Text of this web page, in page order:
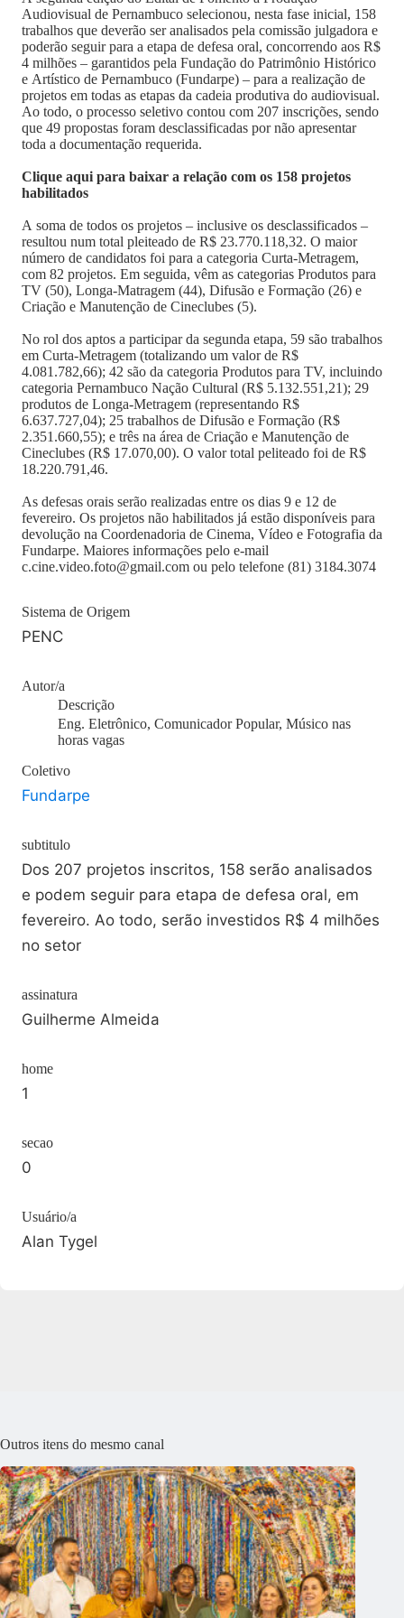
Audiovisual de Pernambuco selecionou, nesta fase inicial, 158
trabalhos que deverão ser analisados pela comissão julgadora e
poderão seguir para a etapa de defesa oral, concorrendo aos R$
4 milhões – garantidos pela Fundação do Patrimônio Histórico
e Artístico de Pernambuco (Fundarpe) – para a realização de
projetos em todas as etapas da cadeia produtiva do audiovisual.
Ao todo, o processo seletivo contou com 207 inscrições, sendo
que 49 propostas foram desclassificadas por não apresentar
toda a documentação requerida.
Clique aqui para baixar a relação com os 158 projetos
habilitados
A soma de todos os projetos – inclusive os desclassificados –
resultou num total pleiteado de R$ 23.770.118,32. O maior
número de candidatos foi para a categoria Curta-Metragem,
com 82 projetos. Em seguida, vêm as categorias Produtos para
TV (50), Longa-Matragem (44), Difusão e Formação (26) e
Criação e Manutenção de Cineclubes (5).
No rol dos aptos a participar da segunda etapa, 59 são trabalhos
em Curta-Metragem (totalizando um valor de R$
4.081.782,66); 42 são da categoria Produtos para TV, incluindo
categoria Pernambuco Nação Cultural (R$ 5.132.551,21); 29
produtos de Longa-Metragem (representando R$
6.637.727,04); 25 trabalhos de Difusão e Formação (R$
2.351.660,55); e três na área de Criação e Manutenção de
Cineclubes (R$ 17.070,00). O valor total peliteado foi de R$
18.220.791,46.
As defesas orais serão realizadas entre os dias 9 e 12 de
fevereiro. Os projetos não habilitados já estão disponíveis para
devolução na Coordenadoria de Cinema, Vídeo e Fotografia da
Fundarpe. Maiores informações pelo e-mail
c.cine.video.foto@gmail.com ou pelo telefone (81) 3184.3074
Sistema de Origem
PENC
Autor/a
Descrição
Eng. Eletrônico, Comunicador Popular, Músico nas
horas vagas
Coletivo
Fundarpe
subtitulo
Dos 207 projetos inscritos, 158 serão analisados
e podem seguir para etapa de defesa oral, em
fevereiro. Ao todo, serão investidos R$ 4 milhões
no setor
assinatura
Guilherme Almeida
home
1
secao
0
Usuário/a
Alan Tygel
Outros itens do mesmo canal